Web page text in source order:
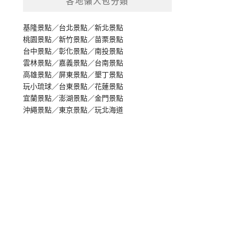
基隆景點／台北景點／新北景點
桃園景點／新竹景點／苗栗景點
台中景點／彰化景點／南投景點
雲林景點／嘉義景點／台南景點
高雄景點／屏東景點／墾丁景點
玩小琉球／台東景點／花蓮景點
宜蘭景點／澎湖景點／金門景點
沖繩景點／東京景點／玩北海道